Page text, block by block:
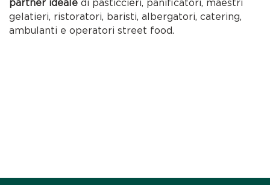
partner ideale di pasticcieri, panificatori, maestri
gelatieri, ristoratori, baristi, albergatori, catering,
ambulanti e operatori street food.